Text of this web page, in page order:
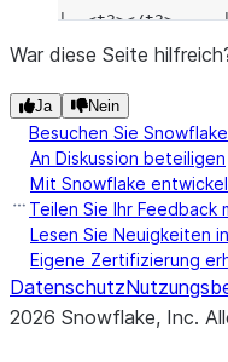
|  <t3></t3>
|</t1>
------------------
War diese Seite
Ja Nein
Besuchen Sie Snowflake
An Diskussion beteiligen
Mit Snowflake
Teilen Sie Ihr Feedback
Lesen Sie Neuigkeiten
Eigene Zertifizierung
Datenschutz
2026 Snowflake, Inc.